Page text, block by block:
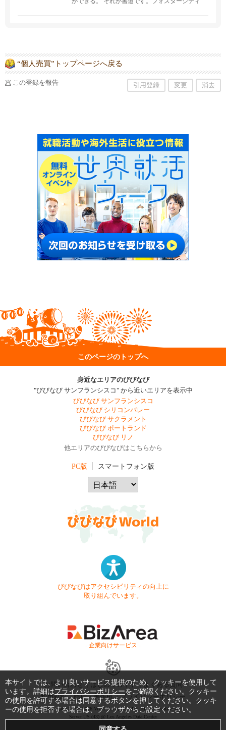
“個人売買”トップページへ戻る
この登録を報告 引用登録 変更 消去
このページのトップへ
身近なエリアのびびなび
"びびなび サンフランシスコ" から近いエリアを表示中
びびなび サンフランシスコ
びびなび シリコンバレー
びびなび サクラメント
びびなび ポートランド
びびなび リノ
他エリアのびびなびはこちらから
PC版 スマートフォン版
びびなびはアクセシビリティの向上に
取り組んでいます。
- 企業向けサービス -
お問い合わせ はじめてガイド
よくある質問
利用規約
商標・著作権 プライバシーポリシー
Copyright © 1999-2026 Vivid Navigation, Inc. All Rights Reserved.
Server US (43) @ Los Angeles Data Center
本サイトでは、より良いサービス提供のため、クッキーを使用して
います。詳細はプライバシーポリシーをご確認ください。クッキー
の使用を許可する場合は同意するボタンを押してください。クッキ
ーの使用を拒否する場合は、ブラウザからご設定ください。